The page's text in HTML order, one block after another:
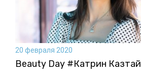
20 февраля 2020
Beauty Day #Катрин Казтай